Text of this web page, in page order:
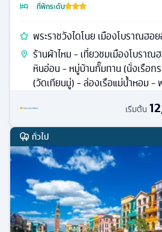
ที่พักระดับ
พระราชวังไดโนย เมืองโบราณฮอ
ร้านผ้าไหม - เที่ยวชมเมืองโบรา
หินอ่อน - หมู่บ้านกั๊มทาน (นั่งเรือก
(วัดเทียนมู่) - ล่องเรือแม่น้ำหอม -
เริ่มต้น
ทั่วไป